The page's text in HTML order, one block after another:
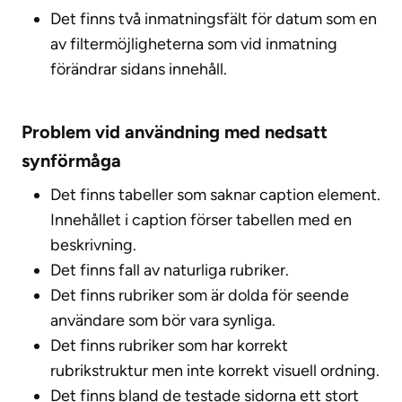
Det finns två inmatningsfält för datum som en
av filtermöjligheterna som vid inmatning
förändrar sidans innehåll.
Problem vid användning med nedsatt
synförmåga
Det finns tabeller som saknar caption element.
Innehållet i caption förser tabellen med en
beskrivning.
Det finns fall av naturliga rubriker.
Det finns rubriker som är dolda för seende
användare som bör vara synliga.
Det finns rubriker som har korrekt
rubrikstruktur men inte korrekt visuell ordning.
Det finns bland de testade sidorna ett stort